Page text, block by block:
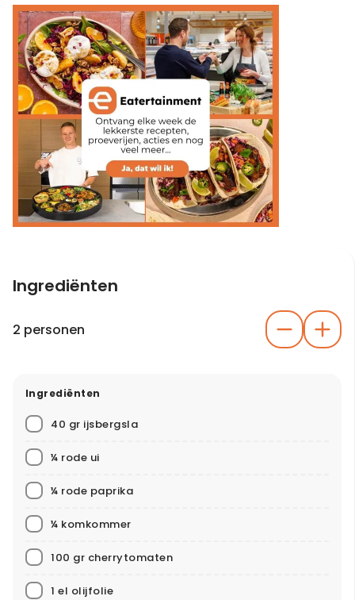
Ingrediënten
2 personen
Ingrediënten
40 gr ijsbergsla
¼ rode ui
¼ rode paprika
¼ komkommer
100 gr cherrytomaten
1 el olijfolie